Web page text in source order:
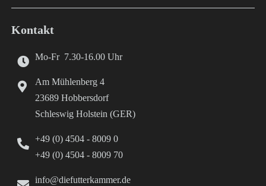
Kontakt
Mo-Fr 7.30-16.00 Uhr
Am Mühlenberg 4
23689 Hobbersdorf
Schleswig Holstein (GER)
+49 (0) 4504 - 8009 0
+49 (0) 4504 - 8009 70
info@diefutterkammer.de